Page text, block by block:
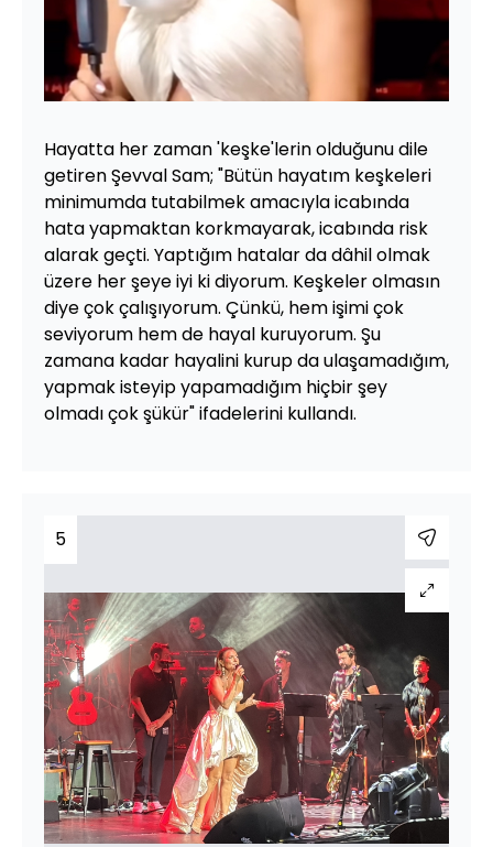
Hayatta her zaman 'keşke'lerin olduğunu dile
getiren Şevval Sam; "Bütün hayatım keşkeleri
minimumda tutabilmek amacıyla icabında
hata yapmaktan korkmayarak, icabında risk
alarak geçti. Yaptığım hatalar da dâhil olmak
üzere her şeye iyi ki diyorum. Keşkeler olmasın
diye çok çalışıyorum. Çünkü, hem işimi çok
seviyorum hem de hayal kuruyorum. Şu
zamana kadar hayalini kurup da ulaşamadığım,
yapmak isteyip yapamadığım hiçbir şey
olmadı çok şükür" ifadelerini kullandı.
5